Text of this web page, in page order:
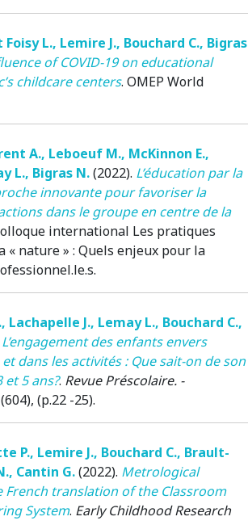
Foisy L., Lemire J., Bouchard C., Bigras
of COVID-19 on educational
childcare centers. OMEP World
A., Leboeuf M., McKinnon E.,
L., Bigras N.(2022). L’éducation par la
innovante pour favoriser la
dans le groupe en centre de la
international Les pratiques
« nature » : Quels enjeux pour la
.
, Lachapelle J., Lemay L., Bouchard C.,
L’engagement des enfants envers
et dans les activités : Que sait-on de son
5 ans?. Revue Préscolaire. -
(p.22 -25).
P., Lemire J., Bouchard C., Brault-
, Cantin G.(2022). Metrological
translation of the Classroom
System. Early Childhood Research